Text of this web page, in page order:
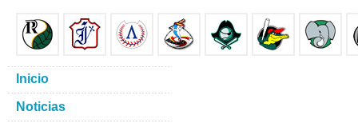
Inicio
Noticias